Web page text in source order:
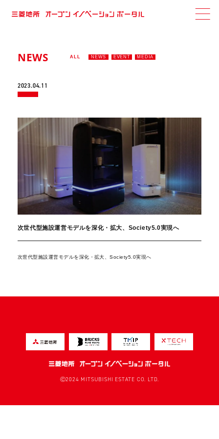
NEWS ALL NEWS EVENT MEDIA
2023.04.11
次世代型施設運営モデルを深化・拡大、Society5.0実現へ
次世代型施設運営モデルを深化・拡大、Society5.0実現へ
Ⓒ2024 MITSUBISHI ESTATE CO. LTD.